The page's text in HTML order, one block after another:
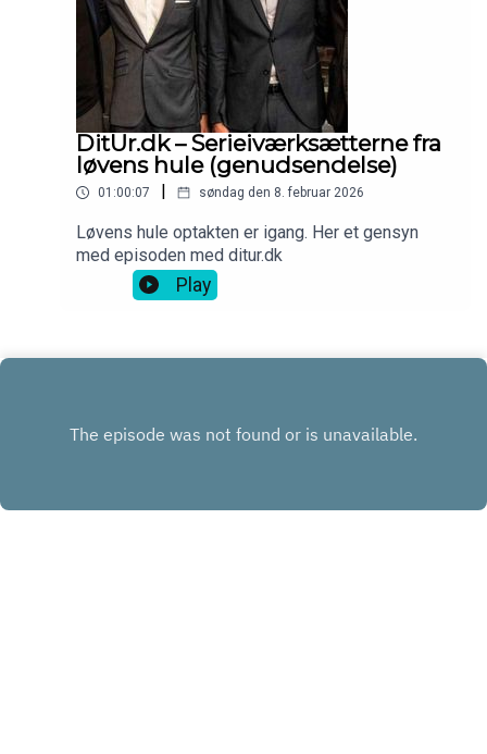
DitUr.dk – Serieiværksætterne fra
løvens hule (genudsendelse)
01:00:07 søndag den 8. februar 2026
Løvens hule optakten er igang. Her et gensyn
med episoden med ditur.dk
Play